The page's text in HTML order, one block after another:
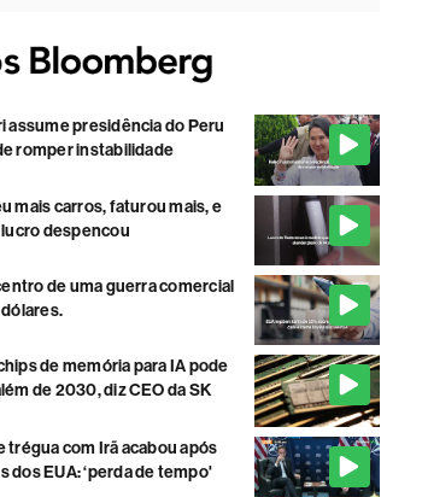
assume presidência do Peru
romper instabilidade
mais carros, faturou mais, e
lucro despencou
de uma guerra comercial
de memória para IA pode
de 2030, diz CEO da SK
trégua com Irã acabou após
dos EUA: ‘perda de tempo'